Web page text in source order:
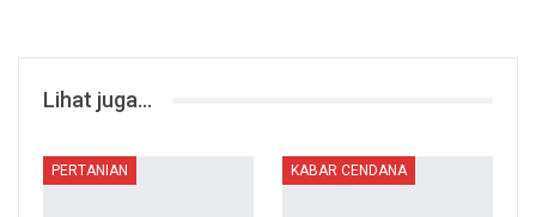
Lihat juga...
PERTANIAN KABAR CENDANA